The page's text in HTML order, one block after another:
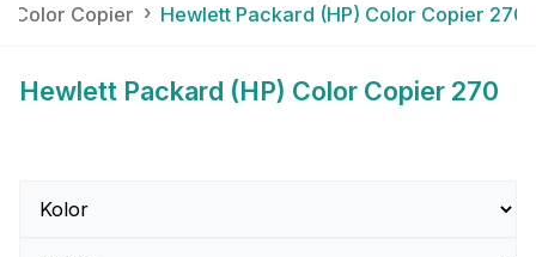
Color Copier Hewlett Packard (HP) Color Copier 270
Hewlett Packard (HP) Color Copier 270